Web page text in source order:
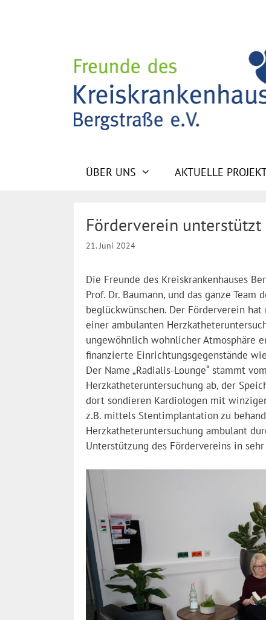
ÜBER UNS AKTUELLE
Förderverein unterstützt
21. Juni 2024
Die Freunde des Kreiskrankenhauses
Prof. Dr. Baumann, und das ganze
beglückwünschen. Der Förderverein
einer ambulanten
ungewöhnlich wohnlicher Atmosphäre
finanzierte Einrichtungsgegenstände
Der Name „Radialis-Lounge“ stammt
Herzkatheteruntersuchung ab, der
dort sondieren Kardiologen mit
z.B. mittels Stentimplantation zu
Herzkatheteruntersuchung ambulant
Unterstützung des Fördervereins in